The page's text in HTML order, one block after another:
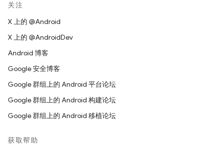
关注
X 上的 @Android
X 上的 @AndroidDev
Android 博客
Google 安全博客
Google 群组上的 Android 平台论坛
Google 群组上的 Android 构建论坛
Google 群组上的 Android 移植论坛
获取帮助